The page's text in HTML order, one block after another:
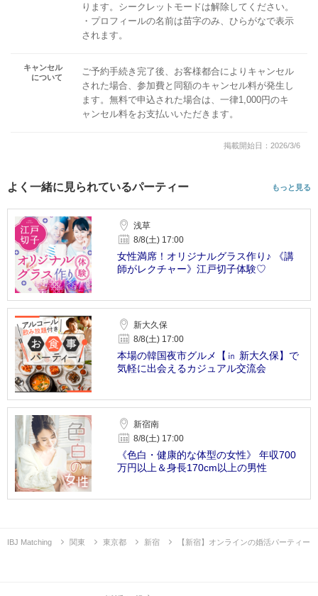
ります。シークレットモードは解除してください。
・プロフィールの名前は苗字のみ、ひらがなで表示
されます。
キャンセル
について
ご予約手続き完了後、お客様都合によりキャンセル
された場合、参加費と同額のキャンセル料が発生し
ます。無料で申込された場合は、一律1,000円のキ
ャンセル料をお支払いいただきます。
掲載開始日：2026/3/6
よく一緒に見られているパーティー もっと見る
浅草
8/8(土) 17:00
女性満席！オリジナルグラス作り♪ 《講
師がレクチャー》江戸切子体験♡
新大久保
8/8(土) 17:00
本場の韓国夜市グルメ【㏌ 新大久保】で
気軽に出会えるカジュアル交流会
新宿南
8/8(土) 17:00
《色白・健康的な体型の女性》 年収700
万円以上＆身長170cm以上の男性
IBJ Matching 関東 東京都 新宿 【新宿】オンラインの婚活パーティー